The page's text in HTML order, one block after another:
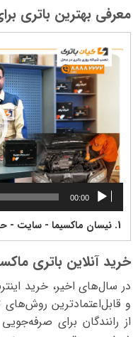
معرفی بهترین باتری
نمایشگر
ویدیو
00:00
1. نیسان ماکسیما - سایت -
خرید آنلاین باتری
در سال‌های اخیر، خرید
و قابل‌اعتمادترین
از رانندگان برای